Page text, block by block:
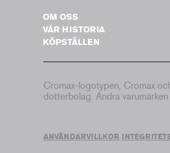
OM OSS
VÅR HISTORIA
KÖPSTÄLLEN
Cromax-logotypen, Cromax
dotterbolag. Andra
ANVÄNDARVILLKOR